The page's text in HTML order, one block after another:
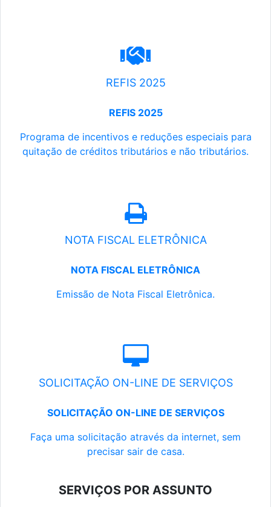
REFIS 2025
REFIS 2025
Programa de incentivos e reduções especiais para
quitação de créditos tributários e não tributários.
NOTA FISCAL ELETRÔNICA
NOTA FISCAL ELETRÔNICA
Emissão de Nota Fiscal Eletrônica.
SOLICITAÇÃO ON-LINE DE SERVIÇOS
SOLICITAÇÃO ON-LINE DE SERVIÇOS
Faça uma solicitação através da internet, sem
precisar sair de casa.
SERVIÇOS POR ASSUNTO